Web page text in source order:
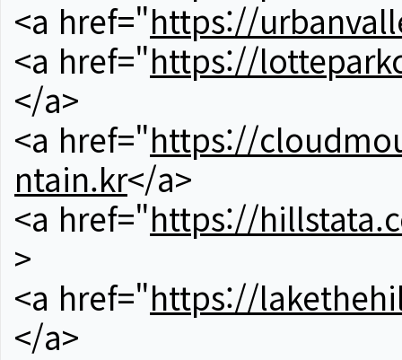
<a href="https://
<a href="https://
</a>
<a href="https://
ntain.kr</a>
<a href="https://
>
<a href="https://
</a>